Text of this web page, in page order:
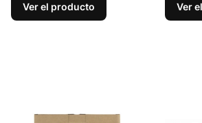
Ver el producto Ver